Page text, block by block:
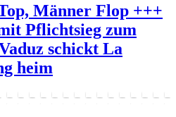
Männer Flop +++
Pflichtsieg zum
schickt La
heim